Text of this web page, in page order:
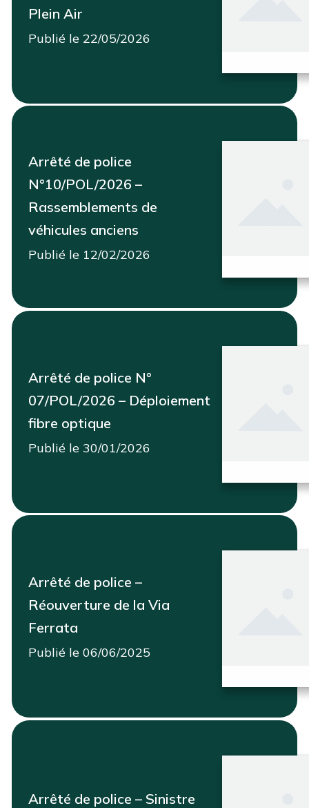
Plein Air
Publié le 22/05/2026
Arrêté de police
N°10/POL/2026 –
Rassemblements de
véhicules anciens
Publié le 12/02/2026
Arrêté de police N°
07/POL/2026 – Déploiement
fibre optique
Publié le 30/01/2026
Arrêté de police –
Réouverture de la Via
Ferrata
Publié le 06/06/2025
Arrêté de police – Sinistre